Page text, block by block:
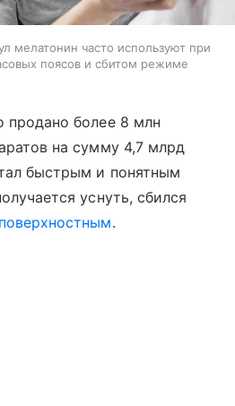
мелатонин часто используют при
поясов и сбитом режиме
более 8 млн
на сумму 4,7 млрд
быстрым и понятным
уснуть, сбился
.